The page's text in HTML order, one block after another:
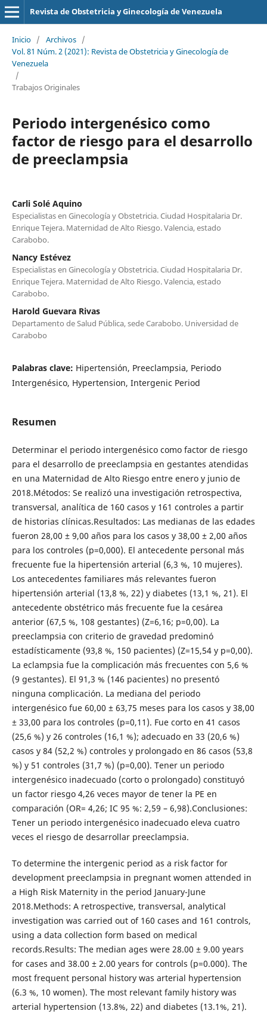
Revista de Obstetricia y Ginecología de Venezuela
Inicio / Archivos /
Vol. 81 Núm. 2 (2021): Revista de Obstetricia y Ginecología de
Venezuela
/
Trabajos Originales
Periodo intergenésico como
factor de riesgo para el desarrollo
de preeclampsia
Carli Solé Aquino
Especialistas en Ginecología y Obstetricia. Ciudad Hospitalaria Dr.
Enrique Tejera. Maternidad de Alto Riesgo. Valencia, estado
Carabobo.
Nancy Estévez
Especialistas en Ginecología y Obstetricia. Ciudad Hospitalaria Dr.
Enrique Tejera. Maternidad de Alto Riesgo. Valencia, estado
Carabobo.
Harold Guevara Rivas
Departamento de Salud Pública, sede Carabobo. Universidad de
Carabobo
Palabras clave: Hipertensión, Preeclampsia, Periodo
Intergenésico, Hypertension, Intergenic Period
Resumen
Determinar el periodo intergenésico como factor de riesgo
para el desarrollo de preeclampsia en gestantes atendidas
en una Maternidad de Alto Riesgo entre enero y junio de
2018.Métodos: Se realizó una investigación retrospectiva,
transversal, analítica de 160 casos y 161 controles a partir
de historias clínicas.Resultados: Las medianas de las edades
fueron 28,00 ± 9,00 años para los casos y 38,00 ± 2,00 años
para los controles (p=0,000). El antecedente personal más
frecuente fue la hipertensión arterial (6,3 %, 10 mujeres).
Los antecedentes familiares más relevantes fueron
hipertensión arterial (13,8 %, 22) y diabetes (13,1 %, 21). El
antecedente obstétrico más frecuente fue la cesárea
anterior (67,5 %, 108 gestantes) (Z=6,16; p=0,00). La
preeclampsia con criterio de gravedad predominó
estadísticamente (93,8 %, 150 pacientes) (Z=15,54 y p=0,00).
La eclampsia fue la complicación más frecuentes con 5,6 %
(9 gestantes). El 91,3 % (146 pacientes) no presentó
ninguna complicación. La mediana del periodo
intergenésico fue 60,00 ± 63,75 meses para los casos y 38,00
± 33,00 para los controles (p=0,11). Fue corto en 41 casos
(25,6 %) y 26 controles (16,1 %); adecuado en 33 (20,6 %)
casos y 84 (52,2 %) controles y prolongado en 86 casos (53,8
%) y 51 controles (31,7 %) (p=0,00). Tener un periodo
intergenésico inadecuado (corto o prolongado) constituyó
un factor riesgo 4,26 veces mayor de tener la PE en
comparación (OR= 4,26; IC 95 %: 2,59 – 6,98).Conclusiones:
Tener un periodo intergenésico inadecuado eleva cuatro
veces el riesgo de desarrollar preeclampsia.
To determine the intergenic period as a risk factor for
development preeclampsia in pregnant women attended in
a High Risk Maternity in the period January-June
2018.Methods: A retrospective, transversal, analytical
investigation was carried out of 160 cases and 161 controls,
using a data collection form based on medical
records.Results: The median ages were 28.00 ± 9.00 years
for cases and 38.00 ± 2.00 years for controls (p=0.000). The
most frequent personal history was arterial hypertension
(6.3 %, 10 women). The most relevant family history was
arterial hypertension (13.8%, 22) and diabetes (13.1%, 21).